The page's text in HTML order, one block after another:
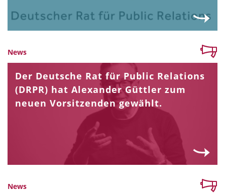
News
Der Deutsche Rat für Public Relations
(DRPR) hat Alexander Güttler zum
neuen Vorsitzenden gewählt.
News